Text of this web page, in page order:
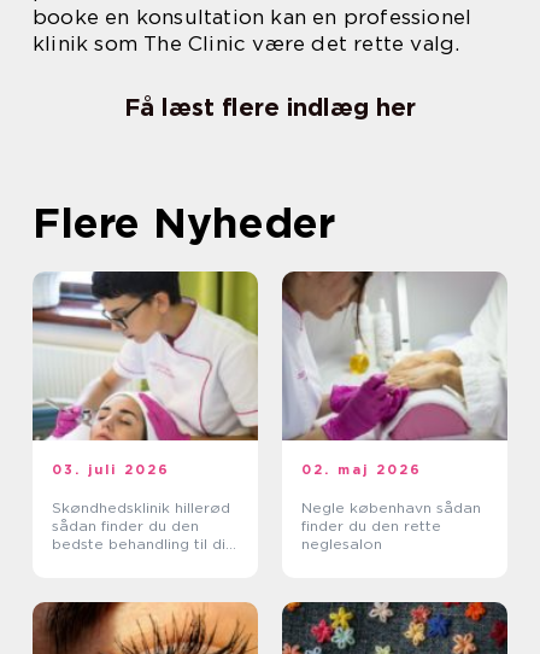
booke en konsultation kan en professionel
klinik som The Clinic være det rette valg.
Få læst flere indlæg her
Flere Nyheder
03. juli 2026
Skøndhedsklinik hillerød
sådan finder du den
bedste behandling til din
02. maj 2026
Negle københavn sådan
finder du den rette
neglesalon